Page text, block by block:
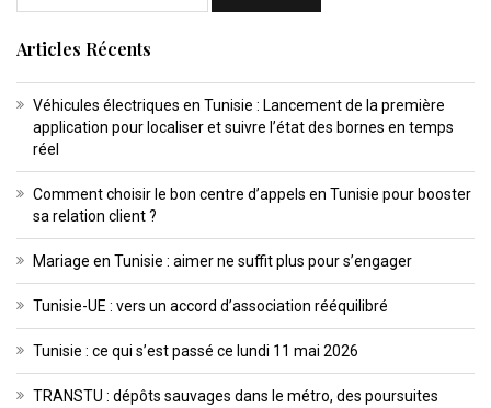
Articles Récents
Véhicules électriques en Tunisie : Lancement de la première
application pour localiser et suivre l’état des bornes en temps
réel
Comment choisir le bon centre d’appels en Tunisie pour booster
sa relation client ?
Mariage en Tunisie : aimer ne suffit plus pour s’engager
Tunisie-UE : vers un accord d’association rééquilibré
Tunisie : ce qui s’est passé ce lundi 11 mai 2026
TRANSTU : dépôts sauvages dans le métro, des poursuites